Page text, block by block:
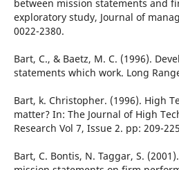
between mission statements and
exploratory study, Journal of
0022-2380.
Bart, C., & Baetz, M. C. (1996).
statements which work. Long
Bart, k. Christopher. (1996). High
matter? In: The Journal of High
Research Vol 7, Issue 2. pp: 209-225
Bart, C. Bontis, N. Taggar, S.